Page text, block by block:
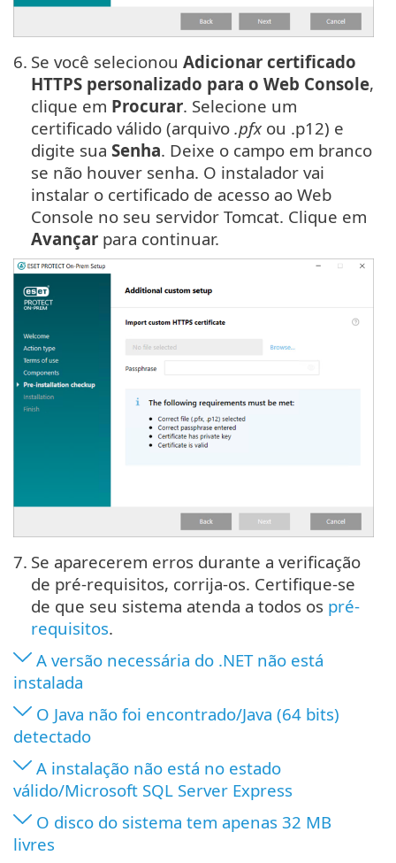
6. Se você selecionou Adicionar certificado
HTTPS personalizado para o Web Console,
clique em Procurar. Selecione um
certificado válido (arquivo .pfxou .p12) e
digite sua Senha. Deixe o campo em branco
se não houver senha. O instalador vai
instalar o certificado de acesso ao Web
Console no seu servidor Tomcat. Clique em
Avançar para continuar.
7. Se aparecerem erros durante a verificação
de pré-requisitos, corrija-os. Certifique-se
de que seu sistema atenda a todos os pré-
requisitos.
A versão necessária do .NET não está
instalada
O Java não foi encontrado/Java (64 bits)
detectado
A instalação não está no estado
válido/Microsoft SQL Server Express
O disco do sistema tem apenas 32 MB
livres